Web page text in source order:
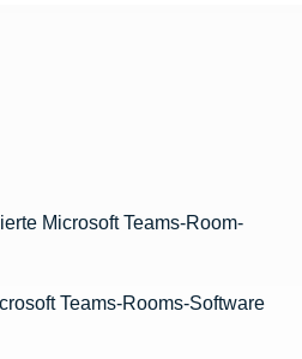
Microsoft Teams-Room-
Teams-Rooms-Software